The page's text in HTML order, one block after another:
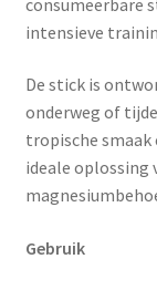
intensieve
De stick is
onderweg of
tropische smaak
ideale oplossing
Gebruik